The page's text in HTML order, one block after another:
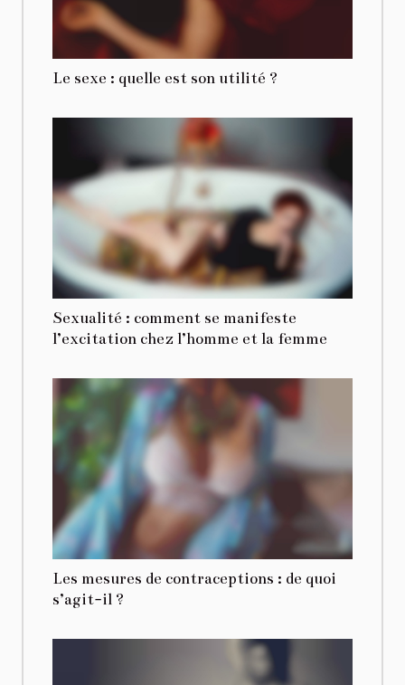
Le sexe : quelle est son utilité ?
Sexualité : comment se manifeste
l’excitation chez l’homme et la femme
Les mesures de contraceptions : de quoi
s’agit-il ?